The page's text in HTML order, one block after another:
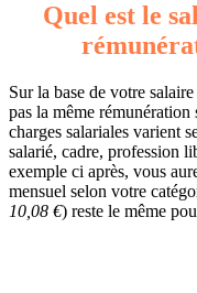
Quel est le
Sur la base de votre
pas la même
charges salariales varient
salarié, cadre, profession
exemple ci après, vous
mensuel selon votre
10,08 €) reste le même